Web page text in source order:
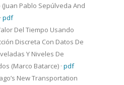
Pablo Sepúlveda And
· pdf
Del Tiempo Usando
Discreta Con Datos De
Y Niveles De
(Marco Batarce) · pdf
New Transportation